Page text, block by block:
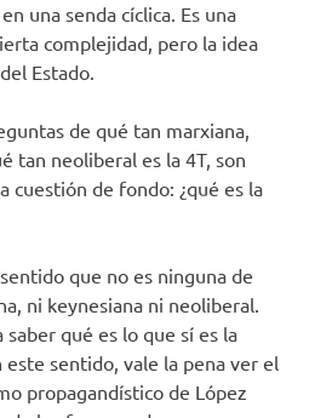
una senda cíclica. Es una
complejidad, pero la idea
Estado.
de qué tan marxiana,
tan neoliberal es la 4T, son
cuestión de fondo: ¿qué es la
que no es ninguna de
ni keynesiana ni neoliberal.
qué es lo que sí es la
este sentido, vale la pena ver el
propagandístico de López